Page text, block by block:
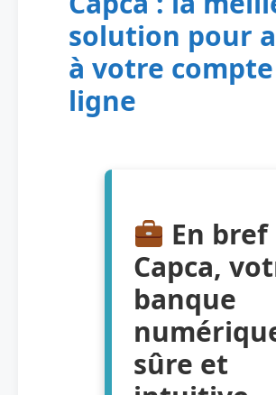
solution pour
à votre
ligne
En bref
Capca,
banque
sûre et